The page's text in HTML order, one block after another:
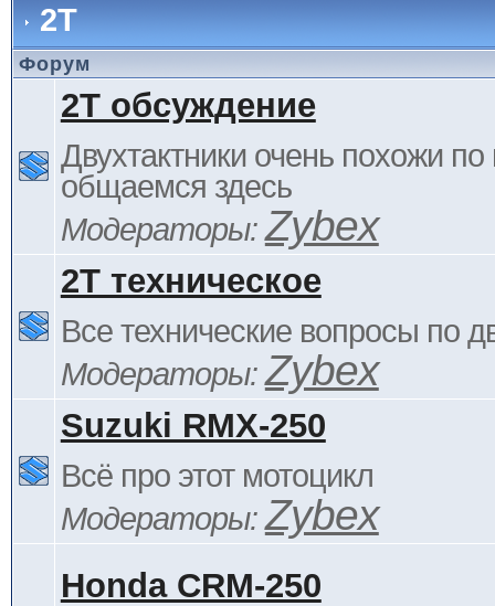
2Т
Форум
2Т обсуждение
Двухтактники очень похожи по
общаемся здесь
Модераторы:Zybex
2Т техническое
Все технические вопросы по
Модераторы:Zybex
Suzuki RMX-250
Всё про этот мотоцикл
Модераторы:Zybex
Honda CRM-250